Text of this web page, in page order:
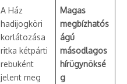
A Ház
hadijogköri
korlátozása
ritka kétpárti
rebuként
jelent meg
Magas
megbízhatós
ágú
másodlagos
hírügynöksé
g